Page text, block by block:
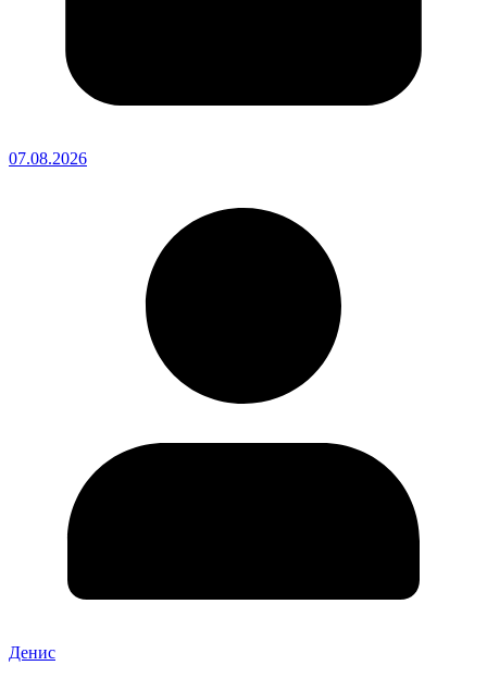
07.08.2026
Денис